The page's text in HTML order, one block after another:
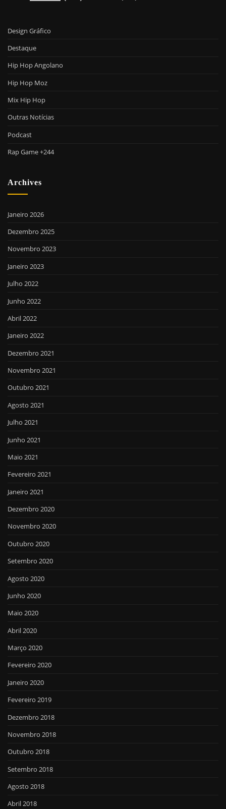
Design Gráfico
Destaque
Hip Hop Angolano
Hip Hop Moz
Mix Hip Hop
Outras Notícias
Podcast
Rap Game +244
Archives
Janeiro 2026
Dezembro 2025
Novembro 2023
Janeiro 2023
Julho 2022
Junho 2022
Abril 2022
Janeiro 2022
Dezembro 2021
Novembro 2021
Outubro 2021
Agosto 2021
Julho 2021
Junho 2021
Maio 2021
Fevereiro 2021
Janeiro 2021
Dezembro 2020
Novembro 2020
Outubro 2020
Setembro 2020
Agosto 2020
Junho 2020
Maio 2020
Abril 2020
Março 2020
Fevereiro 2020
Janeiro 2020
Fevereiro 2019
Dezembro 2018
Novembro 2018
Outubro 2018
Setembro 2018
Agosto 2018
Abril 2018